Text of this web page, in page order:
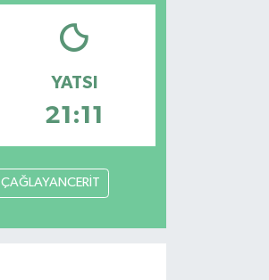
YATSI
21:11
ÇAĞLAYANCERİT